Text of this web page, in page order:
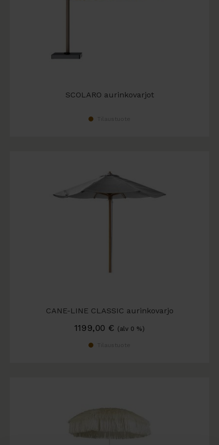
SCOLARO aurinkovarjot
CANE-LINE CLASSIC aurinkovarjo
1199,00 € (alv 0 %)